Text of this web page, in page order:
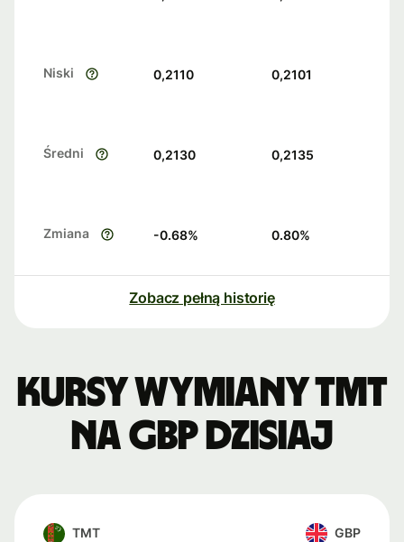
Niski 0,2110 0,2101
Średni 0,2130 0,2135
Zmiana -0.68% 0.80%
Zobacz pełną historię
Kursy wymiany TMT
na GBP dzisiaj
TMT GBP